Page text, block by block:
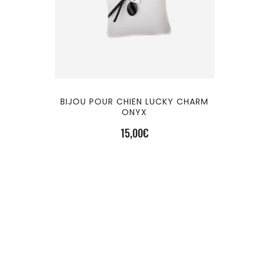
BIJOU POUR CHIEN LUCKY CHARM
ONYX
15,00€